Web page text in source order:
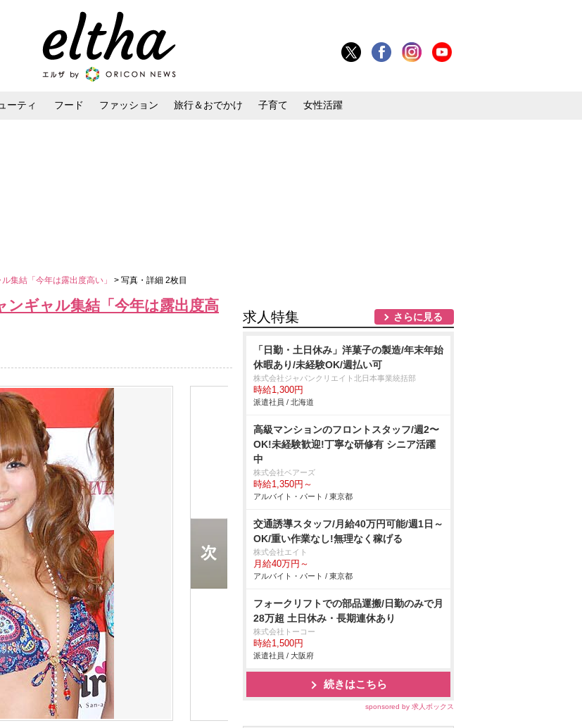
ーティ フード ファッション 旅行＆おでかけ 子育て 女性活躍
集結「今年は露出度高い」 > 写真・詳細 2枚目
ギャル集結「今年は露出度高
求人特集 さらに見る
「日勤・土日休み」洋菓子の製造/年末年始
休暇あり/未経験OK/週払い可
株式会社ジャパンクリエイト北日本事業統括部
時給1,300円
派遣社員 / 北海道
⾼級マンションのフロントスタッフ/週2〜
OK!未経験歓迎!丁寧な研修有 シニア活躍
中
株式会社ベアーズ
時給1,350円～
アルバイト・パート / 東京都
交通誘導スタッフ/月給40万円可能/週1日～
OK/重い作業なし!無理なく稼げる
株式会社エイト
月給40万円～
アルバイト・パート / 東京都
フォークリフトでの部品運搬/日勤のみで月
28万超 土日休み・長期連休あり
株式会社トーコー
時給1,500円
派遣社員 / 大阪府
続きはこちら
sponsored by 求人ボックス